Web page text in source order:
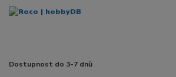
Dostupnost do 3-7 dnů